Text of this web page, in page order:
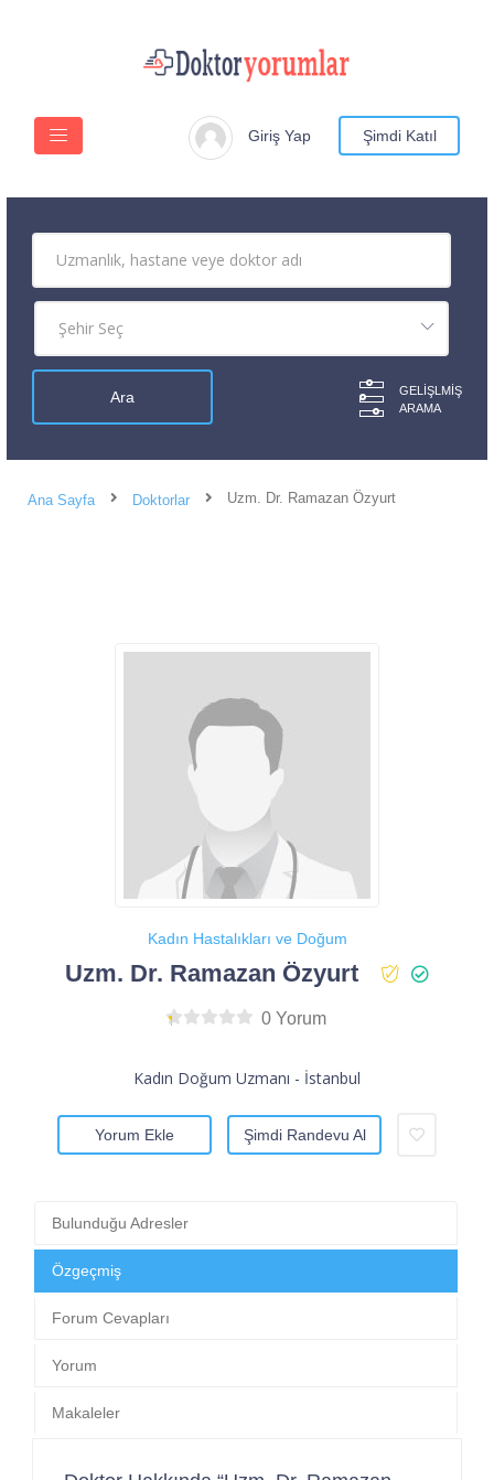
Giriş Yap Şimdi Katıl
GELIŞLMIŞ
ARAMA
Ana Sayfa Doktorlar Uzm. Dr. Ramazan Özyurt
Kadın Hastalıkları ve Doğum
Uzm. Dr. Ramazan Özyurt
0 Yorum
Kadın Doğum Uzmanı - İstanbul
Yorum Ekle Şimdi Randevu Al
Bulunduğu Adresler
Özgeçmiş
Forum Cevapları
Yorum
Makaleler